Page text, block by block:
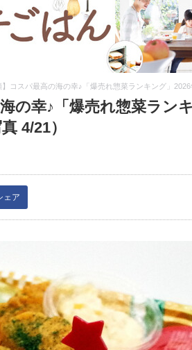
】コスパ最高の海の幸♪「爆売れ惣菜ランキング」2026
の幸♪「爆売れ惣菜ラン
4/21）
ェア